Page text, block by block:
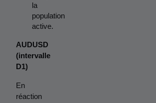
la
population
active.
AUDUSD
(intervalle
D1)
En
réaction